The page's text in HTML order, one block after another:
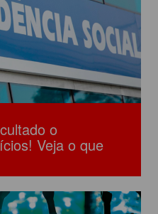
o
Veja o que